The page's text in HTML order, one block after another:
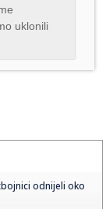
uklonili
odnijeli oko